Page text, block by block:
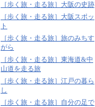
［歩く旅・走る旅］大阪の史跡
［歩く旅・走る旅］大阪スポッ
ト
［歩く旅・走る旅］旅のみちす
がら
［歩く旅・走る旅］東海道&中
山道を走る旅
［歩く旅・走る旅］江戸の暮ら
し
［歩く旅・走る旅］自分の足で